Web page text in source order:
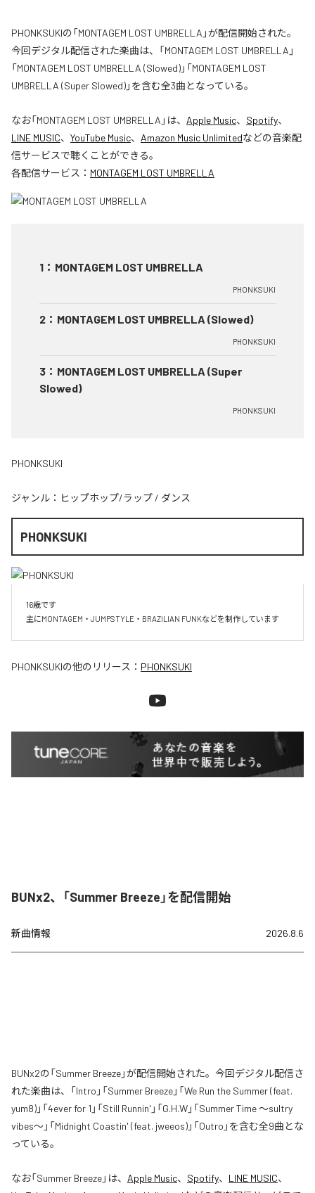
PHONKSUKIの「MONTAGEM LOST UMBRELLA」が配信開始された。
今回デジタル配信された楽曲は、「MONTAGEM LOST UMBRELLA」
「MONTAGEM LOST UMBRELLA (Slowed)」「MONTAGEM LOST
UMBRELLA (Super Slowed)」を含む全3曲となっている。
なお「MONTAGEM LOST UMBRELLA 」は、 Apple Music、 Spotify、
LINE MUSIC、 YouTube Music、 Amazon Music Unlimitedなどの音楽配
信サービスで聴くことができる。
各配信サービス： MONTAGEM LOST UMBRELLA
1 ： MONTAGEM LOST UMBRELLA
PHONKSUKI
2 ： MONTAGEM LOST UMBRELLA (Slowed)
PHONKSUKI
3 ： MONTAGEM LOST UMBRELLA (Super
Slowed)
PHONKSUKI
PHONKSUKI
ジャンル： ヒップホップ/ラップ / ダンス
PHONKSUKI
16歳です
主にMONTAGEM・JUMPSTYLE・BRAZILIAN FUNKなどを制作しています
PHONKSUKIの他のリリース： PHONKSUKI
BUNx2、「Summer Breeze」を配信開始
新曲情報 2026.8.6
BUNx2の「Summer Breeze」が配信開始された。今回デジタル配信さ
れた楽曲は、「Intro」「Summer Breeze」「We Run the Summer (feat.
yum8)」「4ever for 1」「Still Runnin'」「G.H.W」「Summer Time 〜sultry
vibes〜」「Midnight Coastin' (feat. jweeos)」「Outro」を含む全9曲とな
っている。
なお「Summer Breeze」は、 Apple Music、 Spotify、 LINE MUSIC、